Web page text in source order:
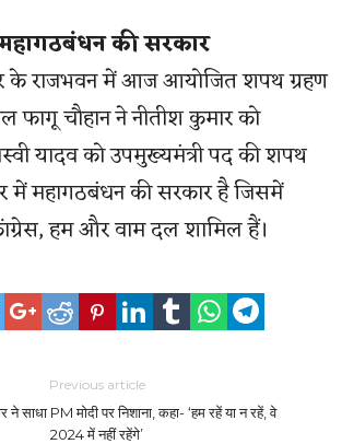
की सरकार
के राजभवन में आज आयोजित शपथ ग्रहण
फागू चौहान ने नीतीश कुमार को
यादव को उपमुख्यमंत्री पद की शपथ
में महागठबंधन की सरकार है जिसमें
हम और वाम दल शामिल हैं।
Previous article
ने साधा PM मोदी पर निशाना, कहा- ‘हम रहें या न रहें, वे
2024 में नहीं रहेंगे’